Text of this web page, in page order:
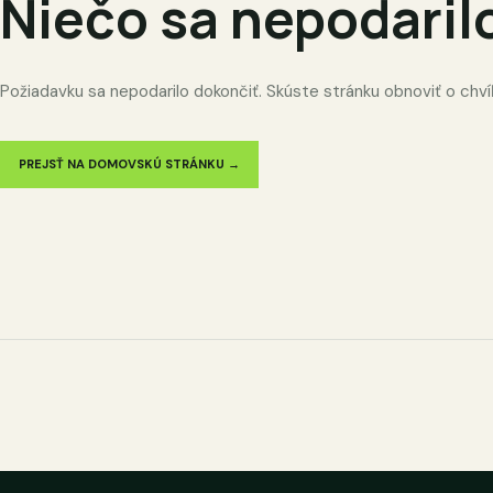
Niečo sa
Požiadavku sa nepodarilo dokončiť. Skúste stránku obnoviť o
PREJSŤ NA DOMOVSKÚ STRÁNKU →